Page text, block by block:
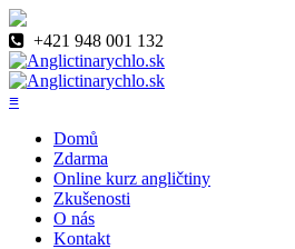
+421 948 001 132
≡
Domů
Zdarma
Online kurz angličtiny
Zkušenosti
O nás
Kontakt